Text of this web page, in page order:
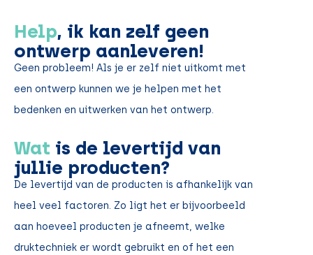
Help, ik kan zelf geen
ontwerp aanleveren!
Geen probleem! Als je er zelf niet uitkomt met
een ontwerp kunnen we je helpen met het
bedenken en uitwerken van het ontwerp.
Wat is de levertijd van
jullie producten?
De levertijd van de producten is afhankelijk van
heel veel factoren. Zo ligt het er bijvoorbeeld
aan hoeveel producten je afneemt, welke
druktechniek er wordt gebruikt en of het een